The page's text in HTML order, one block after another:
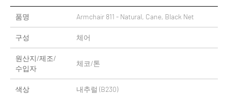
품명 Armchair 811 - Natural, Cane, Black Net
구성 체어
원산지/제조/
수입자
체코/톤
색상 내추럴 (B230)